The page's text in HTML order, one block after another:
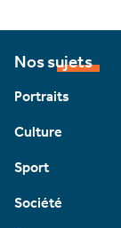
Nos sujets
Portraits
Culture
Sport
Société